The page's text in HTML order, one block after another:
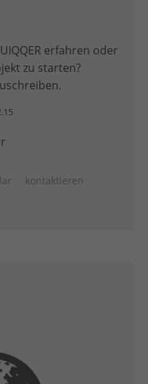
erfahren oder
zu starten?
kontaktieren